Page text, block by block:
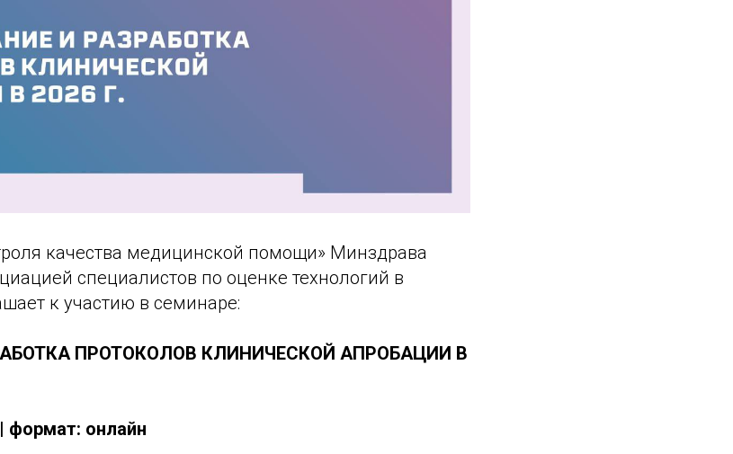
качества медицинской помощи» Минздрава
специалистов по оценке технологий в
к участию в семинаре:
ПРОТОКОЛОВ КЛИНИЧЕСКОЙ АПРОБАЦИИ В
формат: онлайн